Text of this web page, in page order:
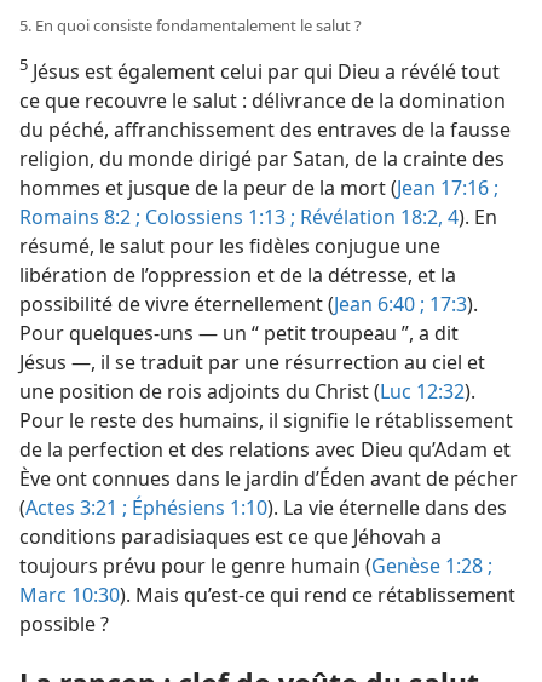
5. En quoi consiste fondamentalement le salut ?
5 Jésus est également celui par qui Dieu a révélé tout
ce que recouvre le salut : délivrance de la domination
du péché, affranchissement des entraves de la fausse
religion, du monde dirigé par Satan, de la crainte des
hommes et jusque de la peur de la mort (Jean 17:16 ;
Romains 8:2 ; Colossiens 1:13 ; Révélation 18:2, 4). En
résumé, le salut pour les fidèles conjugue une
libération de l’oppression et de la détresse, et la
possibilité de vivre éternellement (Jean 6:40 ; 17:3).
Pour quelques-uns — un “ petit troupeau ”, a dit
Jésus —, il se traduit par une résurrection au ciel et
une position de rois adjoints du Christ (Luc 12:32).
Pour le reste des humains, il signifie le rétablissement
de la perfection et des relations avec Dieu qu’Adam et
Ève ont connues dans le jardin d’Éden avant de pécher
(Actes 3:21 ; Éphésiens 1:10). La vie éternelle dans des
conditions paradisiaques est ce que Jéhovah a
toujours prévu pour le genre humain (Genèse 1:28 ;
Marc 10:30). Mais qu’est-​ce qui rend ce rétablissement
possible ?